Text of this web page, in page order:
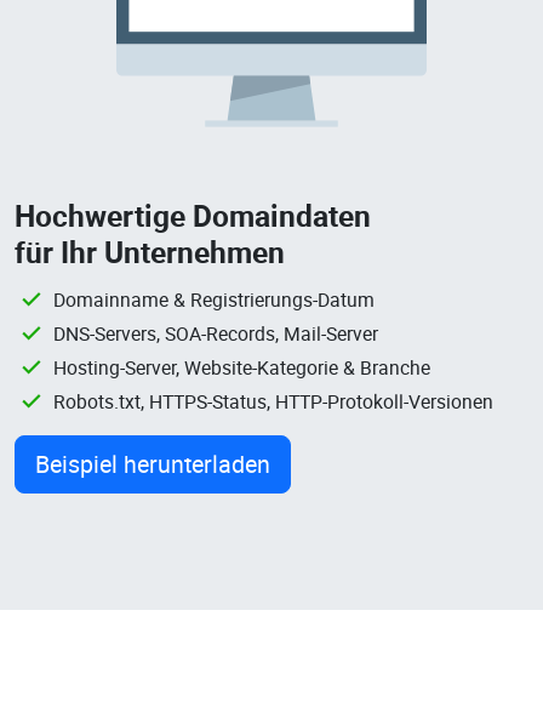
Hochwertige Domaindaten
für Ihr Unternehmen
Domainname & Registrierungs-Datum
DNS-Servers, SOA-Records, Mail-Server
Hosting-Server, Website-Kategorie & Branche
Robots.txt, HTTPS-Status, HTTP-Protokoll-Versionen
Beispiel herunterladen